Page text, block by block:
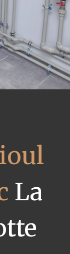
La